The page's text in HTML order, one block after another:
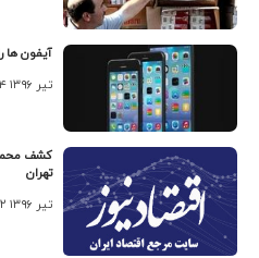
آیفون ها
۱۴ تیر ۱۳۹۶
کشف
تهران
۱۲ تیر ۱۳۹۶